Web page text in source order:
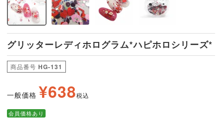
グリッターレディホログラム*ハピホロシリーズ*
商品番号 HG-131
一般価格 ¥638税込
会員価格あり